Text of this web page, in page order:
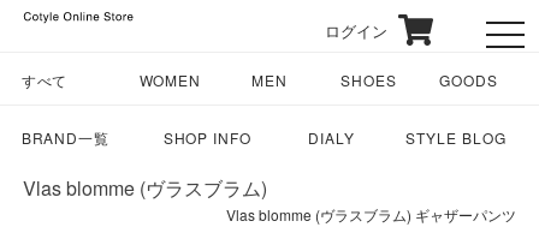
ログイン
すべて WOMEN MEN SHOES GOODS
BRAND一覧 SHOP INFO DIALY STYLE BLOG
Vlas blomme (ヴラスブラム)
Vlas blomme (ヴラスブラム) ギャザーパンツ